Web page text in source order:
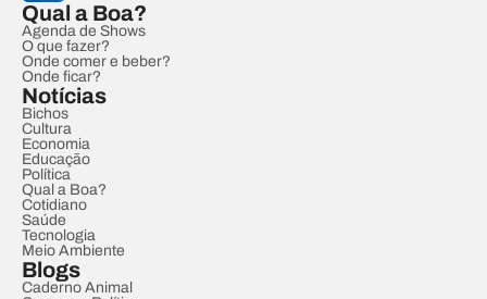
Qual a Boa?
Agenda de Shows
O que fazer?
Onde comer e beber?
Onde ficar?
Notícias
Bichos
Cultura
Economia
Educação
Política
Qual a Boa?
Cotidiano
Saúde
Tecnologia
Meio Ambiente
Blogs
Caderno Animal